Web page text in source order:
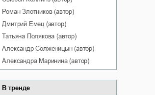
Роман Злотников(автор)
Дмитрий Емец(автор)
Татьяна Полякова (автор)
Александр Солженицын(автор)
Александра Маринина(автор)
В тренде